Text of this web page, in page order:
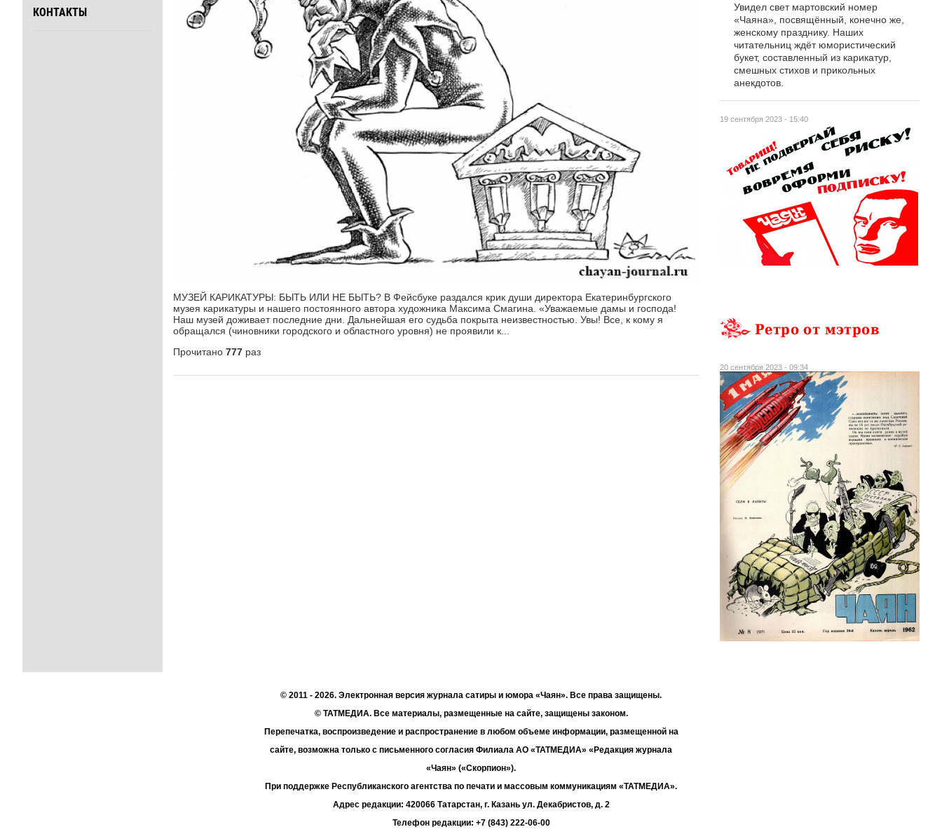
КОНТАКТЫ
МУЗЕЙ КАРИКАТУРЫ: БЫТЬ ИЛИ НЕ БЫТЬ? В Фейсбуке раздался крик души директора Екатеринбургского
музея карикатуры и нашего постоянного автора художника Максима Смагина. «Уважаемые дамы и господа!
Наш музей доживает последние дни. Дальнейшая его судьба покрыта неизвестностью. Увы! Все, к кому я
обращался (чиновники городского и областного уровня) не проявили к...
Прочитано 777 раз
19 сентября 2023 - 15:40
Увидел свет мартовский номер
«Чаяна», посвящённый, конечно же,
женскому празднику. Наших
читательниц ждёт юмористический
букет, составленный из карикатур,
смешных стихов и прикольных
анекдотов.
Ретро от мэтров
20 сентября 2023 - 09:34
© 2011 - 2026. Электронная версия журнала сатиры и юмора «Чаян». Все права защищены.
© ТАТМЕДИА. Все материалы, размещенные на сайте, защищены законом.
Перепечатка, воспроизведение и распространение в любом объеме информации, размещенной на
сайте, возможна только с письменного согласия Филиала АО «ТАТМЕДИА» «Редакция журнала
«Чаян» («Скорпион»).
При поддержке Республиканского агентства по печати и массовым коммуникациям «ТАТМЕДИА».
Адрес редакции: 420066 Татарстан, г. Казань ул. Декабристов, д. 2
Телефон редакции: +7 (843) 222-06-00